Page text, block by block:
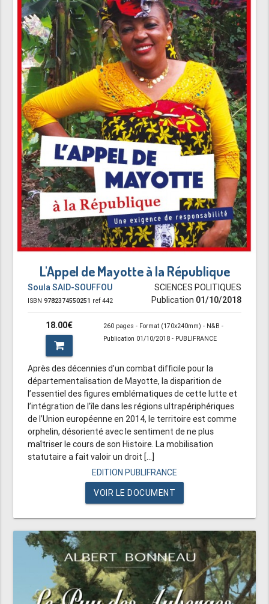
L'Appel de Mayotte à la République
Soula SAID-SOUFFOU
ISBN9782374550251 ref 442
SCIENCES POLITIQUES
Publication 01/10/2018
18.00€
260 pages - Format (170x240mm) - N&B -
Publication 01/10/2018 - PUBLIFRANCE
Après des décennies d’un combat difficile pour la
départementalisation de Mayotte, la disparition de
l’essentiel des figures emblématiques de cette lutte et
l’intégration de l’île dans les régions ultrapériphériques
de l’Union européenne en 2014, le territoire est comme
orphelin, désorienté avec le sentiment de ne plus
maîtriser le cours de son Histoire. La mobilisation
statutaire a fait valoir un droit [...]
EDITION PUBLIFRANCE
VOIR LE DOCUMENT